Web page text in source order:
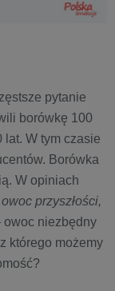
pytanie
borówkę 100
lat. W tym czasie
Borówka
W opiniach
owoc przyszłości,
owoc niezbędny
którego możemy